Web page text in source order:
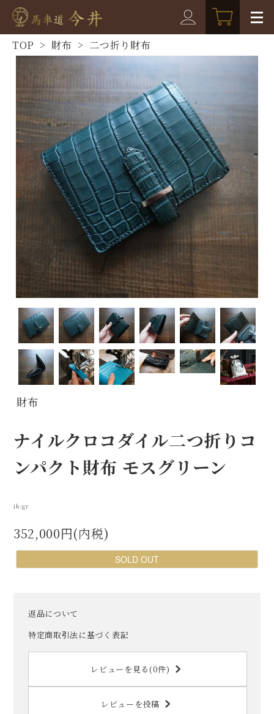
TOP > 財布 > 二つ折り財布
財布
ナイルクロコダイル二つ折りコ
ンパクト財布 モスグリーン
ik-gr
352,000円(内税)
SOLD OUT
返品について
特定商取引法に基づく表記
レビューを見る(0件)
レビューを投稿